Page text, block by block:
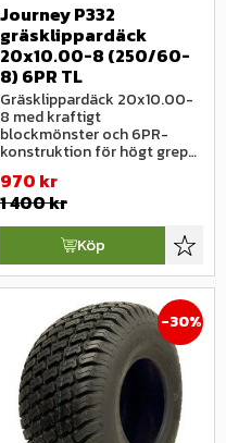
favoriter
Journey P332
gräsklippardäck
20x10.00-8 (250/60-
8) 6PR TL
Gräsklippardäck 20x10.00-
8 med kraftigt
blockmönster och 6PR-
konstruktion för högt grepp,
hållbarhet.
970 kr
1 400kr
Lägg
Köp
30%